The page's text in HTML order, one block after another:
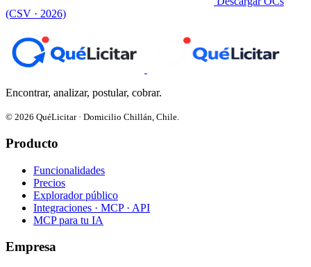
(CSV · 2026)
Encontrar, analizar, postular, cobrar.
© 2026 QuéLicitar · Domicilio Chillán, Chile.
Producto
Funcionalidades
Precios
Explorador público
Integraciones · MCP · API
MCP para tu IA
Empresa